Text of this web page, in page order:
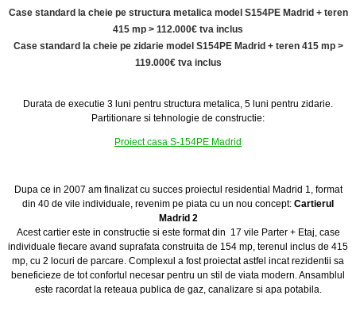
Case standard la cheie pe structura metalica model S154PE Madrid + teren
415 mp > 112.000€ tva inclus
Case standard la cheie pe zidarie model S154PE Madrid + teren 415 mp >
119.000€ tva inclus
Durata de executie 3 luni pentru structura metalica, 5 luni pentru zidarie.
Partitionare si tehnologie de constructie:
Proiect casa S-154PE Madrid
Dupa ce in 2007 am finalizat cu succes proiectul residential Madrid 1, format
din 40 de vile individuale, revenim pe piata cu un nou concept: Cartierul
Madrid 2
Acest cartier este in constructie si este format din 17 vile Parter + Etaj, case
individuale fiecare avand suprafata construita de 154 mp, terenul inclus de 415
mp, cu 2 locuri de parcare. Complexul a fost proiectat astfel incat rezidentii sa
beneficieze de tot confortul necesar pentru un stil de viata modern. Ansamblul
este racordat la reteaua publica de gaz, canalizare si apa potabila.